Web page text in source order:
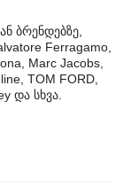
ბრენდებზე,
Ferragamo,
Marc Jacobs,
TOM FORD,
და სხვა.